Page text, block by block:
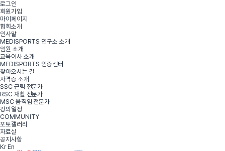
로그인
회원가입
마이페이지
협회소개
인사말
MEDISPORTS 연구소 소개
임원 소개
교육이사 소개
MEDISPORTS 인증센터
찾아오시는 길
자격증 소개
SSC 근력 전문가
RSC 재활 전문가
MSC 움직임 전문가
강의일정
COMMUNITY
포토갤러리
자료실
공지사항
Kr En